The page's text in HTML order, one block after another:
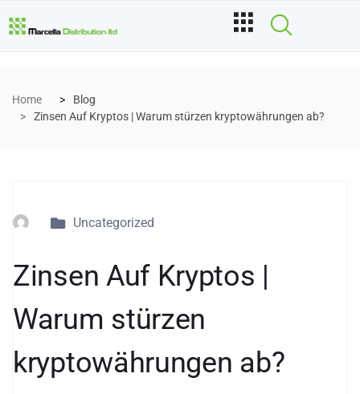
Home
Blog
Zinsen Auf Kryptos | Warum stürzen kryptowährungen ab?
Uncategorized
Zinsen Auf Kryptos |
Warum stürzen
kryptowährungen ab?